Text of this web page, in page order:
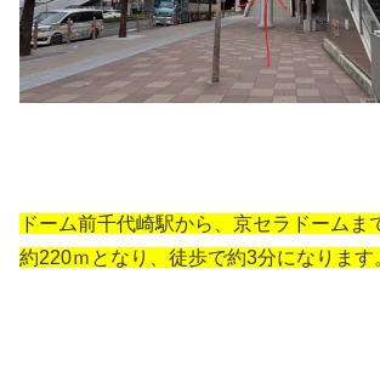
ドーム前千代崎駅から、京セラドームま
約220ｍとなり、徒歩で約3分になります